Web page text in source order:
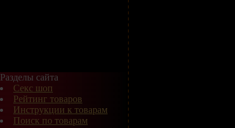
Разделы сайта
Секс шоп
Рейтинг товаров
Инструкции к товарам
Поиск по товарам